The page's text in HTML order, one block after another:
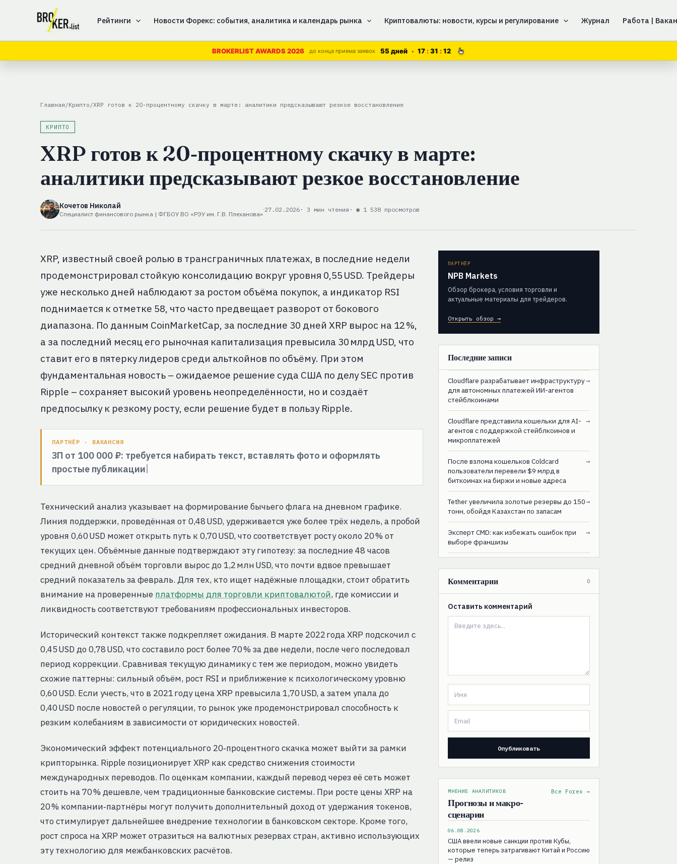
содержимому
Рейтинги Новости Форекс: события, аналитика и календарь рынка Криптовалюты: новости, курсы и регулирование Журнал Работа |
BROKERLIST AWARDS 2026 до конца приема заявок 55 дней 17 31 11
Главная /Крипто /XRP готов к 20‑процентному скачку в марте: аналитики предсказывают резкое восстановление
КРИПТО
XRP готов к 20‑процентному скачку в марте:
аналитики предсказывают резкое восстановление
Кочетов Николай
Специалист финансового рынка | ФГБОУ ВО «РЭУ им. Г.В. Плеханова»
27.02.2026 · 3 мин чтения · ◉ 1 538 просмотров
XRP, известный своей ролью в трансграничных платежах, в последние недели
продемонстрировал стойкую консолидацию вокруг уровня 0,55 USD. Трейдеры
уже несколько дней наблюдают за ростом объёма покупок, а индикатор RSI
поднимается к отметке 58, что часто предвещает разворот от бокового
диапазона. По данным CoinMarketCap, за последние 30 дней XRP вырос на 12 %,
а за последний месяц его рыночная капитализация превысила 30 млрд USD, что
ставит его в пятерку лидеров среди альткойнов по объёму. При этом
фундаментальная новость – ожидаемое решение суда США по делу SEC против
Ripple – сохраняет высокий уровень неопределённости, но и создаёт
предпосылку к резкому росту, если решение будет в пользу Ripple.
ПАРТНЁР · ВАКАНСИЯ
ЗП от 100 000 ₽: требуется набирать текст, вставлять фото и оформлять
простые публикации
Технический анализ указывает на формирование бычьего флага на дневном графике.
Линия поддержки, проведённая от 0,48 USD, удерживается уже более трёх недель, а пробой
уровня 0,60 USD может открыть путь к 0,70 USD, что соответствует росту около 20 % от
текущих цен. Объёмные данные подтверждают эту гипотезу: за последние 48 часов
средний дневной объём торговли вырос до 1,2 млн USD, что почти вдвое превышает
средний показатель за февраль. Для тех, кто ищет надёжные площадки, стоит обратить
внимание на проверенные платформы для торговли криптовалютой, где комиссии и
ликвидность соответствуют требованиям профессиональных инвесторов.
Исторический контекст также подкрепляет ожидания. В марте 2022 года XRP подскочил с
0,45 USD до 0,78 USD, что составило рост более 70 % за две недели, после чего последовал
период коррекции. Сравнивая текущую динамику с тем же периодом, можно увидеть
схожие паттерны: сильный объём, рост RSI и приближение к психологическому уровню
0,60 USD. Если учесть, что в 2021 году цена XRP превысила 1,70 USD, а затем упала до
0,40 USD после новостей о регуляции, то рынок уже продемонстрировал способность к
резким колебаниям в зависимости от юридических новостей.
Экономический эффект потенциального 20‑процентного скачка может выйти за рамки
крипторынка. Ripple позиционирует XRP как средство снижения стоимости
международных переводов. По оценкам компании, каждый перевод через её сеть может
стоить на 70 % дешевле, чем традиционные банковские системы. При росте цены XRP на
20 % компании‑партнёры могут получить дополнительный доход от удержания токенов,
что стимулирует дальнейшее внедрение технологии в банковском секторе. Кроме того,
рост спроса на XRP может отразиться на валютных резервах стран, активно использующих
эту технологию для межбанковских расчётов.
ПАРТНЁР
NPB Markets
Обзор брокера, условия торговли и
актуальные материалы для трейдеров.
Открыть обзор →
Последние записи
Cloudflare разрабатывает инфраструктуру
для автономных платежей ИИ-агентов
стейблкоинами
→
Cloudflare представила кошельки для AI-
агентов с поддержкой стейблкоинов и
микроплатежей
→
После взлома кошельков Coldcard
пользователи перевели $9 млрд в
биткоинах на биржи и новые адреса
→
Tether увеличила золотые резервы до 150
тонн, обойдя Казахстан по запасам
→
Эксперт CMD: как избежать ошибок при
выборе франшизы
→
Комментарии 0
Оставить комментарий
МНЕНИЕ АНАЛИТИКОВ
Прогнозы и макро-
сценарии
Все Forex →
06.08.2026
США ввели новые санкции против Кубы,
которые теперь затрагивают Китай и Россию
— релиз